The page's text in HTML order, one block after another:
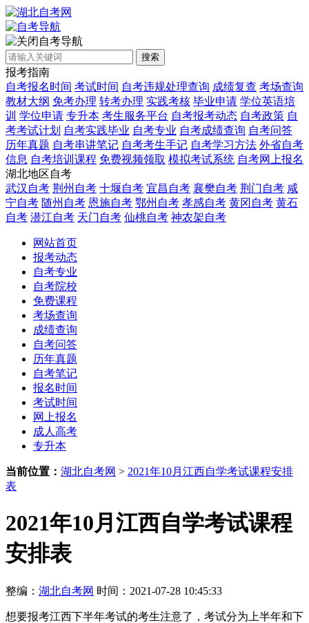
自考导航
搜索
报考指南
自考报名时间 考试时间 自考违规处理查询 成绩复查 考场查询
教材大纲 免考办理 转考办理 实践考核 毕业申请 学位英语培
训 学位申请 专升本 考生服务平台 自考报考动态 自考政策 自
考考试计划 自考实践毕业 自考专业 自考成绩查询 自考问答
历年真题 自考串讲笔记 自考考生手记 自考学习方法 外省自考
信息 自考培训课程 免费视频领取 模拟考试系统 自考网上报名
湖北地区自考
武汉自考 荆州自考 十堰自考 宜昌自考 襄樊自考 荆门自考 咸
宁自考 随州自考 恩施自考 鄂州自考 孝感自考 黄冈自考 黄石
自考 潜江自考 天门自考 仙桃自考 神农架自考
网站首页
报考动态
自考专业
自考院校
免费课程
考场查询
成绩查询
自考问答
历年真题
自考笔记
报名时间
考试时间
网上报名
成人高考
专升本
当前位置： 湖北自考网 > 2021年10月江西自学考试课程安排
表
2021年10月江西自学考试课程
安排表
整编： 湖北自考网 时间：2021-07-28 10:45:33
想要报考江西下半年考试的考生注意了，考试分为上半年和下